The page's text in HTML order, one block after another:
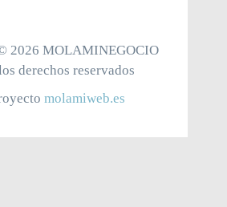
2026 MOLAMINEGOCIO
derechos reservados
molamiweb.es